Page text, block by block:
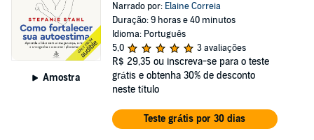
Amostra
Narrado por: Elaine Correia
Duração: 9 horas e 40 minutos
Idioma: Português
5,0
3 avaliações
R$ 29,35 ou inscreva-se para o teste
grátis e obtenha 30% de desconto
neste título
Teste grátis por 30 dias